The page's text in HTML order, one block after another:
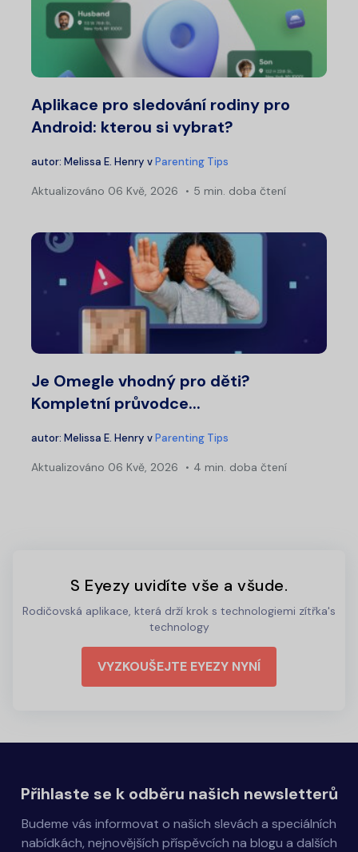
Aplikace pro sledování rodiny pro
Android: kterou si vybrat?
autor: Melissa E. Henry vParenting Tips
Aktualizováno 06 Kvě, 2026 5 min. doba čtení
Je Omegle vhodný pro děti?
Kompletní průvodce...
autor: Melissa E. Henry vParenting Tips
Aktualizováno 06 Kvě, 2026 4 min. doba čtení
S Eyezy uvidíte vše a všude.
Rodičovská aplikace, která drží krok s technologiemi zítřka's
technology
VYZKOUŠEJTE EYEZY NYNÍ
Přihlaste se k odběru našich newsletterů
Budeme vás informovat o našich slevách a speciálních
nabídkách, nejnovějších příspěvcích na blogu a dalších